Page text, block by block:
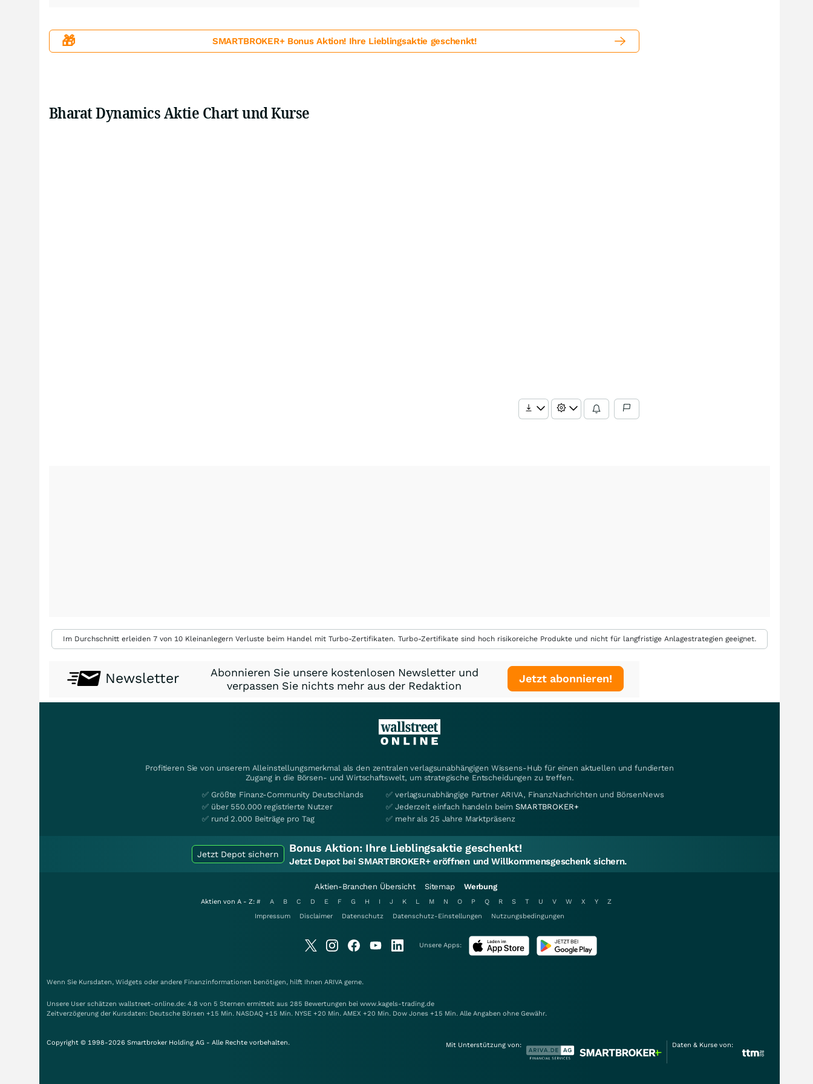
🎁 SMARTBROKER+ Bonus Aktion! Ihre Lieblingsaktie geschenkt!
Bharat Dynamics Aktie Chart und Kurse
Im Durchschnitt erleiden 7 von 10 Kleinanlegern Verluste beim Handel mit Turbo-Zertifikaten. Turbo-Zertifikate sind hoch risikoreiche Produkte und nicht für langfristige Anlagestrategien geeignet.
Newsletter
Abonnieren Sie unsere kostenlosen Newsletter und
verpassen Sie nichts mehr aus der Redaktion
Jetzt abonnieren!
Profitieren Sie von unserem Alleinstellungsmerkmal als den zentralen verlagsunabhängigen Wissens-Hub für einen aktuellen und fundierten
Zugang in die Börsen- und Wirtschaftswelt, um strategische Entscheidungen zu treffen.
✅ Größte Finanz-Community Deutschlands
✅ über 550.000 registrierte Nutzer
✅ rund 2.000 Beiträge pro Tag
✅ verlagsunabhängige Partner ARIVA, FinanzNachrichten und BörsenNews
✅ Jederzeit einfach handeln beimSMARTBROKER+
✅ mehr als 25 Jahre Marktpräsenz
Jetzt Depot sichern Bonus Aktion: Ihre Lieblingsaktie geschenkt!
Jetzt Depot bei SMARTBROKER+ eröffnen und Willkommensgeschenk sichern.
Aktien-Branchen Übersicht Sitemap Werbung
Aktien von A - Z: # A B C D E F G H I J K L M N O P Q R S T U V W X Y
Z
Impressum
Disclaimer Datenschutz Datenschutz-Einstellungen Nutzungsbedingungen
Unsere Apps:
Wenn Sie Kursdaten, Widgets oder andere Finanzinformationen benötigen, hilft Ihnen ARIVA gerne.
Unsere User schätzen wallstreet-online.de: 4.8 von 5 Sternen ermittelt aus 285 Bewertungen bei www.kagels-trading.de
Zeitverzögerung der Kursdaten: Deutsche Börsen +15 Min. NASDAQ +15 Min. NYSE +20 Min. AMEX +20 Min. Dow Jones +15 Min. Alle Angaben ohne Gewähr.
Copyright © 1998-2026 Smartbroker Holding AG - Alle Rechte vorbehalten. Mit Unterstützung von: Daten & Kurse von: